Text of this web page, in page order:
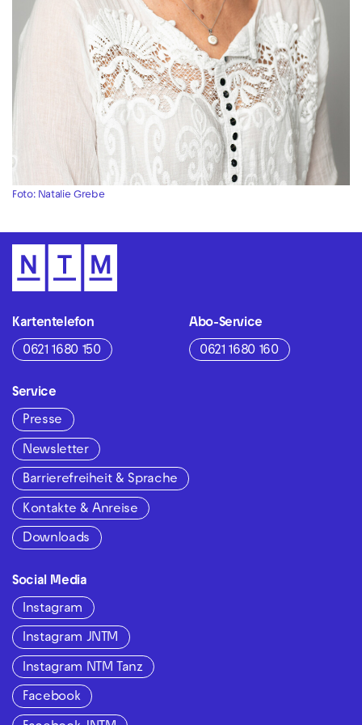
Foto: Natalie Grebe
Kartentelefon
0621 1680 150
Abo-Service
0621 1680 160
Service
Presse
Newsletter
Barrierefreiheit & Sprache
Kontakte & Anreise
Downloads
Social Media
Instagram
Instagram JNTM
Instagram NTM Tanz
Facebook